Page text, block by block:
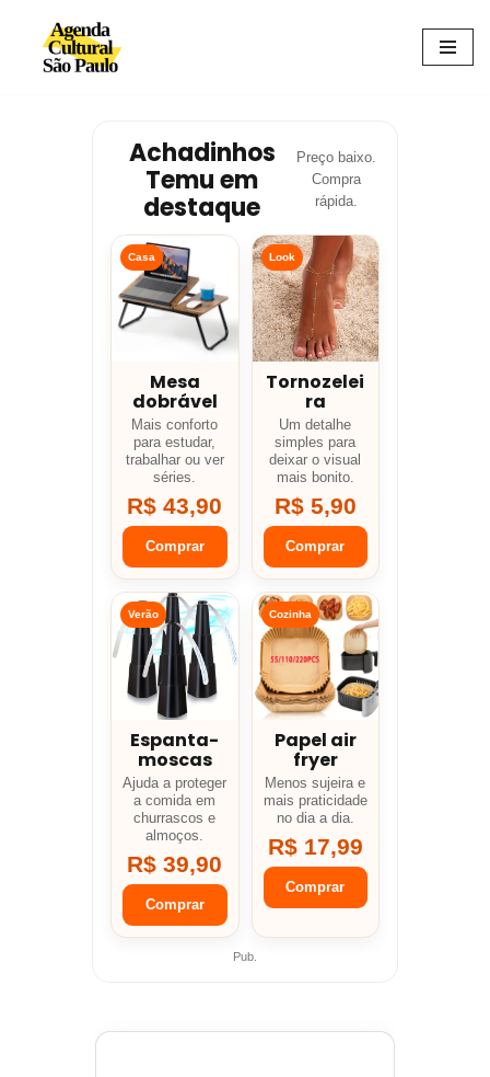
Avançar
Achadinhos
Temu em
destaque
Preço baixo.
Compra
rápida.
Casa
Mesa
dobrável
Mais conforto
para estudar,
trabalhar ou ver
séries.
R$ 43,90
Comprar
Look
Tornozelei
ra
Um detalhe
simples para
deixar o visual
mais bonito.
R$ 5,90
Comprar
Verão
Espanta-
moscas
Ajuda a proteger
a comida em
churrascos e
almoços.
R$ 39,90
Comprar
Cozinha
Papel air
fryer
Menos sujeira e
mais praticidade
no dia a dia.
R$ 17,99
Comprar
Pub.